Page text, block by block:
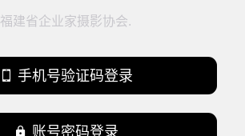
福建省企业家摄影协会.
 手机号验证码登录
 账号密码登录